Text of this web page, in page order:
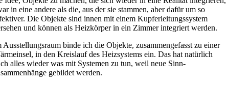
in eine andere als die, aus der sie stammen, aber dafür um so
Die Objekte sind innen mit einem Kupferleitungssystem
und können als Heizkörper in ein Zimmer integriert werden.
Ausstellungsraum binde ich die Objekte, zusammengefasst zu einer
in den Kreislauf des Heizsystems ein. Das hat natürlich
alles wieder was mit Systemen zu tun, weil neue Sinn-
gebildet werden.